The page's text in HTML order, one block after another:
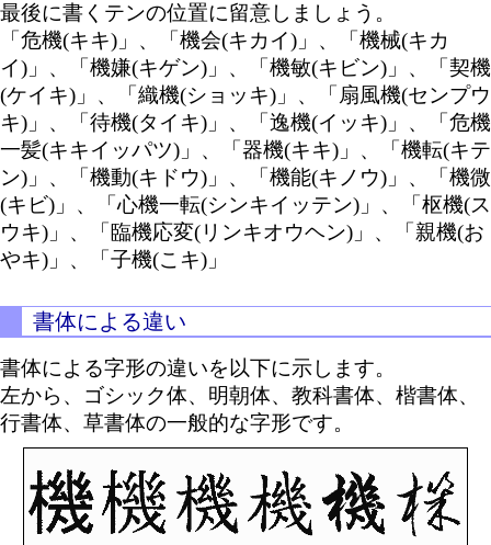
最後に書くテンの位置に留意しましょう。
「危機(キキ)」、「機会(キカイ)」、「機械(キカ
イ)」、「機嫌(キゲン)」、「機敏(キビン)」、「契機
(ケイキ)」、「織機(ショッキ)」、「扇風機(センプウ
キ)」、「待機(タイキ)」、「逸機(イッキ)」、「危機
一髪(キキイッパツ)」、「器機(キキ)」、「機転(キテ
ン)」、「機動(キドウ)」、「機能(キノウ)」、「機微
(キビ)」、「心機一転(シンキイッテン)」、「枢機(ス
ウキ)」、「臨機応変(リンキオウヘン)」、「親機(お
やキ)」、「子機(こキ)」
書体による違い
書体による字形の違いを以下に示します。
左から、ゴシック体、明朝体、教科書体、楷書体、
行書体、草書体の一般的な字形です。